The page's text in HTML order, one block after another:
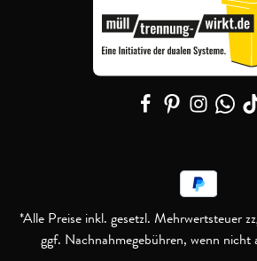
*Alle Preise inkl. gesetzl. Mehrwertsteuer
ggf. Nachnahmegebühren, wenn nicht